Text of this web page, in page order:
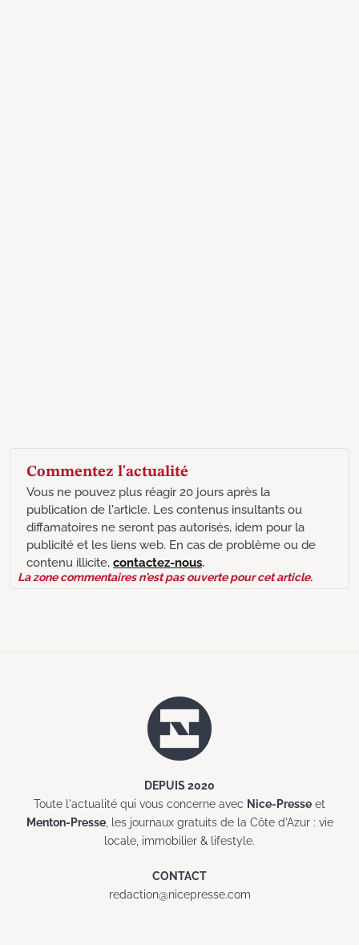
Commentez l'actualité
Vous ne pouvez plus réagir 20 jours après la
publication de l'article. Les contenus insultants ou
diffamatoires ne seront pas autorisés, idem pour la
publicité et les liens web. En cas de problème ou de
contenu illicite, contactez-nous.
La zone commentaires n'est pas ouverte pour cet article.
DEPUIS 2020
Toute l'actualité qui vous concerne avec Nice-Presse et
Menton-Presse, les journaux gratuits de la Côte d'Azur : vie
locale, immobilier & lifestyle.
CONTACT
redaction@nicepresse.com